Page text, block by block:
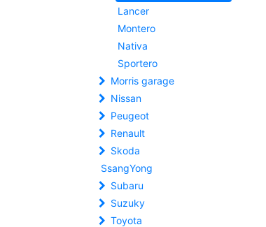
Lancer
Montero
Nativa
Sportero
Morris garage
Nissan
Peugeot
Renault
Skoda
SsangYong
Subaru
Suzuky
Toyota